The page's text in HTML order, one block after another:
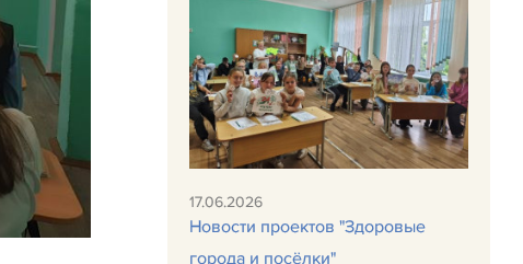
17.06.2026
Новости проектов "Здоровые
города и посёлки"